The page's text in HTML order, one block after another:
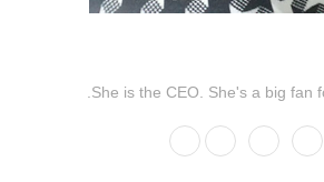
She is the CEO. She's a big fan